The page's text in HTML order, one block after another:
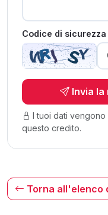
Codice di sicurezza
Invia
I tuoi dati
questo credito.
Torna all'elenco